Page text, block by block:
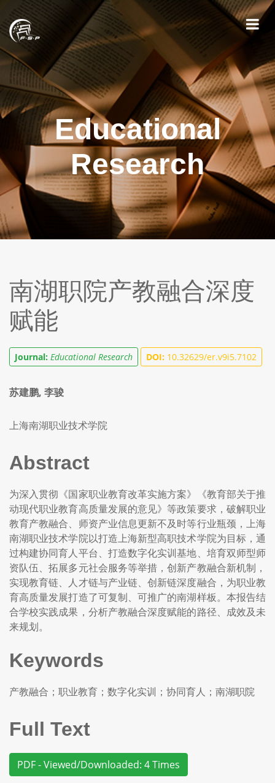
Educational
Research
南湖职院产教融合深度
赋能
Journal: Educational Research DOI: 10.32629/er.v9i5.7102
苏建鹏, 李骏
上海南湖职业技术学院
Abstract
为深入贯彻《国家职业教育改革实施方案》《教育部关于推
动现代职业教育高质量发展的意见》等政策要求，破解职业
教育产教融合、师资产业信息更新不及时等行业瓶颈，上海
南湖职业技术学院以打造上海新型高职技术学院为目标，通
过构建协同育人平台、打造数字化实训基地、培育双师型师
资队伍、拓展多元社会服务等举措，创新产教融合新机制，
实现教育链、人才链与产业链、创新链深度融合，为职业教
育高质量发展打造了可复制、可推广的南湖样板。本报告结
合学校实践成果，分析产教融合深度赋能的路径、成效及未
来规划。
Keywords
产教融合；职业教育；数字化实训；协同育人；南湖职院
Full Text
PDF - Viewed/Downloaded: 4 Times